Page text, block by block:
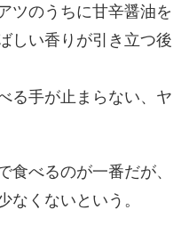
ツのうちに甘辛醤油を
しい香りが引き立つ後
る手が止まらない、ヤ
食べるのが一番だが、
なくないという。